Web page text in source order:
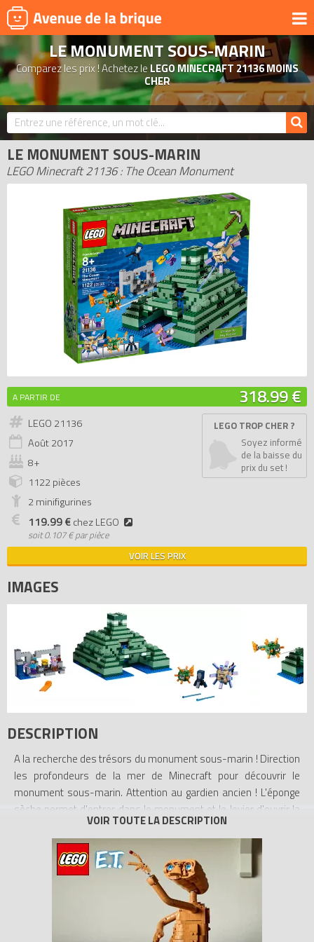
UNIVERS
PRODUITS DÉRIVÉS
NOUVEAUTÉS
LEGO 2026
BONS PLANS
ACTUALITÉS
ASSOCIATIONS DE FANS
EXPOSITIONS LEGO
LEGO LES PLUS CHERS
DERNIERS LEGO AJOUTÉS
LE MONUMENT SOUS-MARIN
Comparez les prix ! Achetez le LEGO MINECRAFT 21136 MOINS
CHER
LE MONUMENT SOUS-MARIN
LEGO Minecraft 21136 : The Ocean Monument
A PARTIR DE 318.99 €
LEGO 21136
Août2017
8+
1122 pièces
2 minifigurines
119.99 €chez LEGO
soit0.107 € par pièce
LEGO TROP CHER ?
Soyez informé
de la baisse du
prix du set !
VOIR LES PRIX
IMAGES
DESCRIPTION
A la recherche des trésors du monument sous-marin ! Direction
les profondeurs de la mer de Minecraft pour découvrir le
monument sous-marin. Attention au gardien ancien ! L'éponge
sèche permet d'entrer dans le monument et le levier d'ouvrir la
chambre au trésor pleine de blocs dorés. Cet ensemble LEGO®
Minecraft facile à transformer, conçu pour les jeunes fans du jeu
vidéo très populaire de type bac à sable. Inclut des figurines de
Steve et d’Alex, plus des figurines de poulpe, de gardien et de
- Inclut deux figurines : Steve et Alex, plus des figurines d'un
calamar, d'un gardien et d'un gardien ancien.